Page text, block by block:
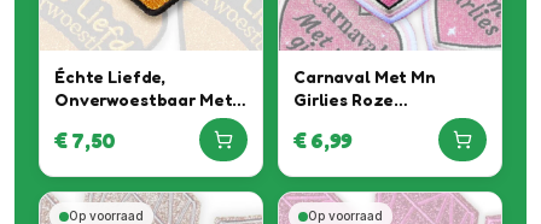
Échte Liefde,
Onverwoestbaar Met
Écht Glitter Special
Embleem
€7,50
Carnaval Met Mn
Girlies Roze
€6,99
Op voorraad Op voorraad